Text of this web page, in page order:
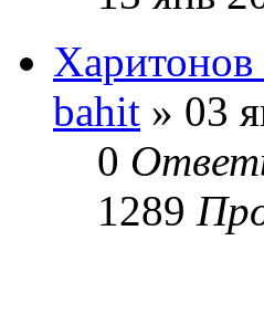
Харитонов
bahit » 03
0
1289